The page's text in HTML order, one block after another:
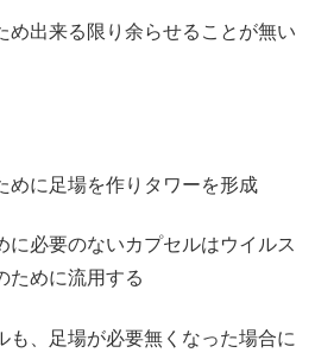
め出来る限り余らせることが無い
に足場を作りタワーを形成
必要のないカプセルはウイルス
ために流用する
、足場が必要無くなった場合に